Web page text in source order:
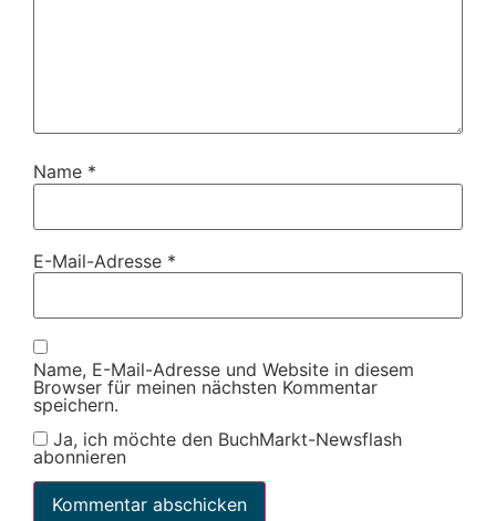
Name *
E-Mail-Adresse *
Name, E-Mail-Adresse und Website in diesem
Browser für meinen nächsten Kommentar
speichern.
Ja, ich möchte den BuchMarkt-Newsflash
abonnieren